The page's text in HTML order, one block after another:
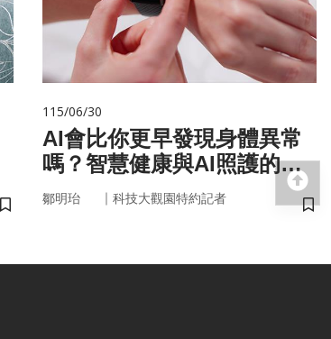
儲存書籤
115/06/30
AI會比你更早發現身體異常
嗎？智慧健康與AI照護的未
來
鄒明珆 ｜ 科技大觀園特約記者
儲
回